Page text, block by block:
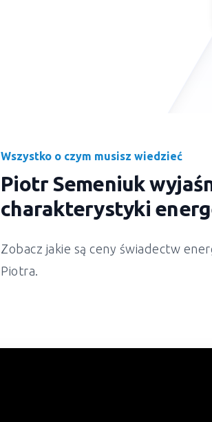
Wszystko o czym musisz wiedzieć
Piotr Semeniuk
charakterystyki
Zobacz jakie są ceny świadectw
Piotra.